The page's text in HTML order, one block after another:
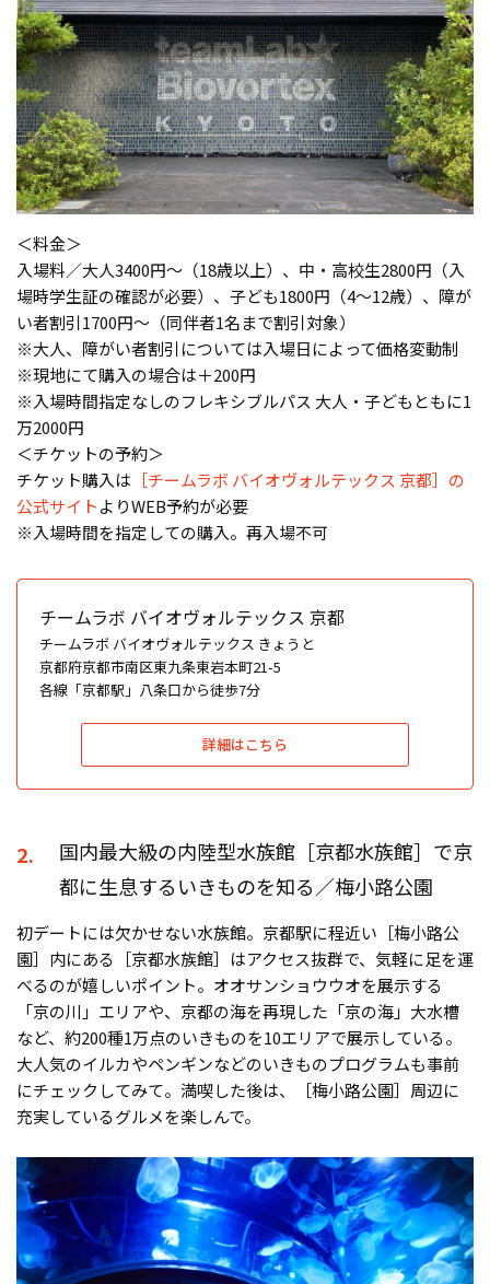
＜料金＞
入場料／大人3400円〜（18歳以上）、中・高校生2800円（入
場時学生証の確認が必要）、子ども1800円（4〜12歳）、障が
い者割引1700円〜（同伴者1名まで割引対象）
※大人、障がい者割引については入場日によって価格変動制
※現地にて購入の場合は＋200円
※入場時間指定なしのフレキシブルパス 大人・子どもともに1
万2000円
＜チケットの予約＞
チケット購入は ［チームラボ バイオヴォルテックス 京都］の
公式サイトよりWEB予約が必要
※入場時間を指定しての購入。再入場不可
チームラボ バイオヴォルテックス 京都
チームラボ バイオヴォルテックス きょうと
京都府京都市南区東九条東岩本町21-5
各線「京都駅」八条口から徒歩7分
詳細はこちら
2.
国内最大級の内陸型水族館［京都水族館］で京
都に生息するいきものを知る／梅小路公園
初デートには欠かせない水族館。京都駅に程近い［梅小路公
園］内にある［京都水族館］はアクセス抜群で、気軽に足を運
べるのが嬉しいポイント。オオサンショウウオを展示する
「京の川」エリアや、京都の海を再現した「京の海」大水槽
など、約200種1万点のいきものを10エリアで展示している。
大人気のイルカやペンギンなどのいきものプログラムも事前
にチェックしてみて。満喫した後は、［梅小路公園］周辺に
充実しているグルメを楽しんで。